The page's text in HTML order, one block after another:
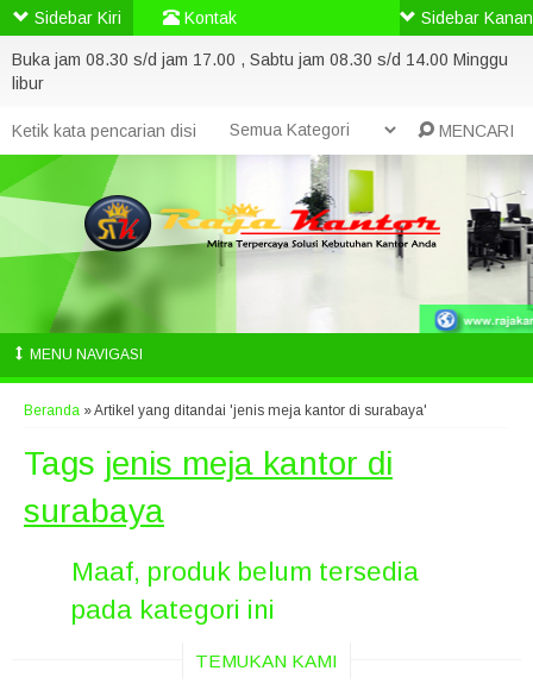
Buka jam 08.30 s/d jam 17.00 , Sabtu jam 08.30 s/d 14.00 Minggu
libur
MENCARI
MENU NAVIGASI
Beranda »Artikel yang ditandai 'jenis meja kantor di surabaya'
Tags jenis meja kantor di
surabaya
Maaf, produk belum tersedia
pada kategori ini
TEMUKAN KAMI
Sidebar Kiri Kontak Sidebar Kanan